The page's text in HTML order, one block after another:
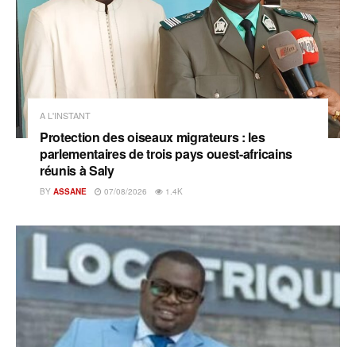
A L'INSTANT
Protection des oiseaux migrateurs : les
parlementaires de trois pays ouest-africains
réunis à Saly
BY ASSANE 07/08/2026 1.4K